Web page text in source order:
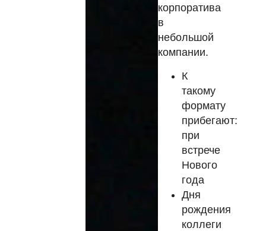
корпоратива
в
небольшой
компании.
К
такому
формату
прибегают:
при
встрече
Нового
года
Дня
рождения
коллеги